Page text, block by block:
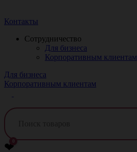
Контакты
Сотрудничество
Для бизнеса
Корпоративным клиентам
Для бизнеса
Корпоративным клиентам
❤0